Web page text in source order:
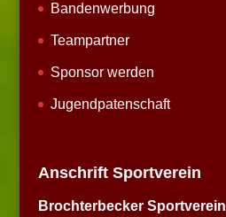
Bandenwerbung
Teampartner
Sponsor werden
Jugendpatenschaft
Anschrift Sportverein
Brochterbecker Sportverein